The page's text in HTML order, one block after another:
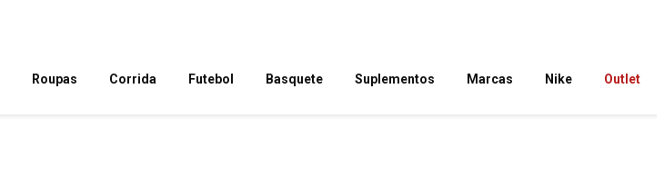
Roupas Corrida Futebol Basquete Suplementos Marcas Nike Outlet